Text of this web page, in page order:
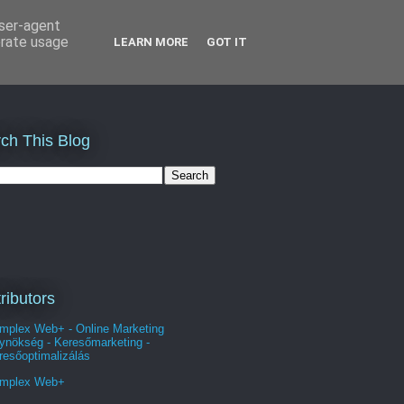
This Blog
Web+ - Online Marketing
- Keresőmarketing -
Web+
agent
usage
LEARN MORE GOT IT